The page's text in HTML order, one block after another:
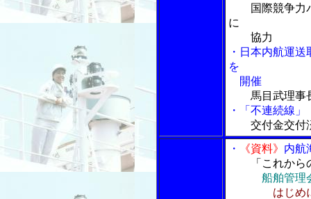
国際競争力
に
協力
・日本内航運
を
開催
馬目武理事
・「不連続線
交付金交付
・ 《資料》 内航
「これか
船舶管理
はじめ